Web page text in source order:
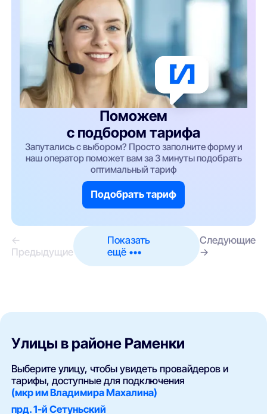
Поможем
с подбором тарифа
Запутались с выбором? Просто заполните форму и
наш оператор поможет вам за 3 минуты подобрать
оптимальный тариф
Подобрать тариф
←
Предыдущие
Показать
ещё •••
Следующие
→
Улицы в районе Раменки
Выберите улицу, чтобы увидеть провайдеров и
тарифы, доступные для подключения
(мкр им Владимира Махалина)
прд. 1-й Сетуньский